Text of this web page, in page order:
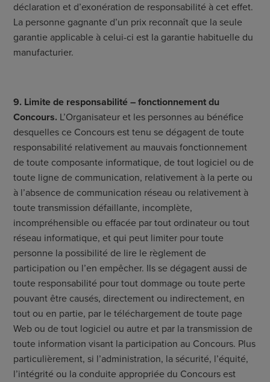
déclaration et d’exonération de responsabilité à cet effet.
La personne gagnante d’un prix reconnaît que la seule
garantie applicable à celui-ci est la garantie habituelle du
manufacturier.
9. Limite de responsabilité – fonctionnement du
Concours. L’Organisateur et les personnes au bénéfice
desquelles ce Concours est tenu se dégagent de toute
responsabilité relativement au mauvais fonctionnement
de toute composante informatique, de tout logiciel ou de
toute ligne de communication, relativement à la perte ou
à l’absence de communication réseau ou relativement à
toute transmission défaillante, incomplète,
incompréhensible ou effacée par tout ordinateur ou tout
réseau informatique, et qui peut limiter pour toute
personne la possibilité de lire le règlement de
participation ou l’en empêcher. Ils se dégagent aussi de
toute responsabilité pour tout dommage ou toute perte
pouvant être causés, directement ou indirectement, en
tout ou en partie, par le téléchargement de toute page
Web ou de tout logiciel ou autre et par la transmission de
toute information visant la participation au Concours. Plus
particulièrement, si l’administration, la sécurité, l’équité,
l’intégrité ou la conduite appropriée du Concours est